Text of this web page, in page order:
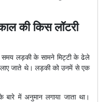
की किस लॉटरी
समय लड़की के सामने मिट्टी के ढेले
जाते थे। लड़की को उनमें से एक
में अनुमान लगाया जाता था।